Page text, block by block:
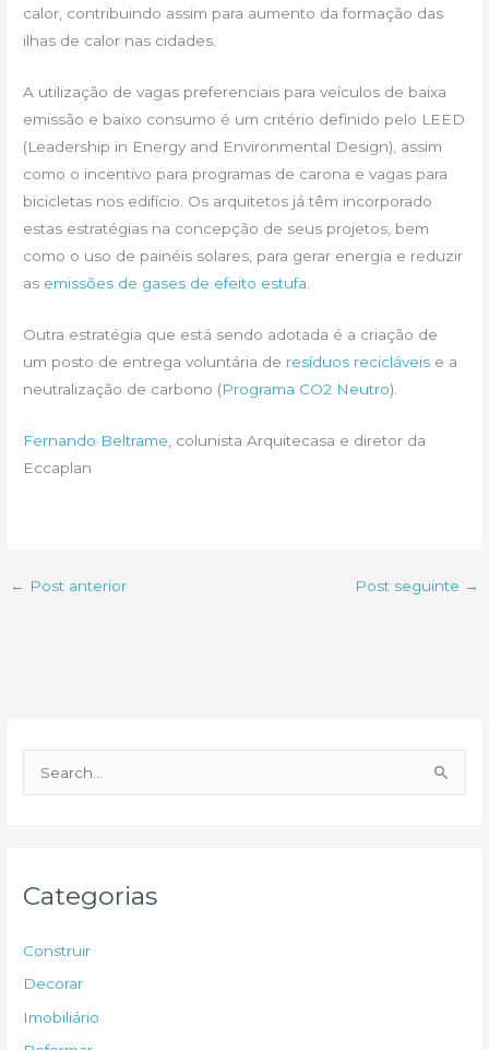
calor, contribuindo assim para aumento da formação das
ilhas de calor nas cidades.
A utilização de vagas preferenciais para veículos de baixa
emissão e baixo consumo é um critério definido pelo LEED
(Leadership in Energy and Environmental Design), assim
como o incentivo para programas de carona e vagas para
bicicletas nos edifício. Os arquitetos já têm incorporado
estas estratégias na concepção de seus projetos, bem
como o uso de painéis solares, para gerar energia e reduzir
as emissões de gases de efeito estufa.
Outra estratégia que está sendo adotada é a criação de
um posto de entrega voluntária de resíduos recicláveis e a
neutralização de carbono (Programa CO2 Neutro).
Fernando Beltrame , colunista Arquitecasa e diretor da
Eccaplan
← Post anterior Post seguinte →
e
p
Categorias
Construir
Decorar
Imobiliário